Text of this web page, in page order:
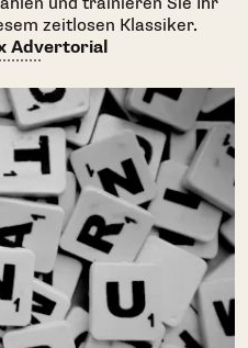
zeitlosen Klassiker.
Advertorial